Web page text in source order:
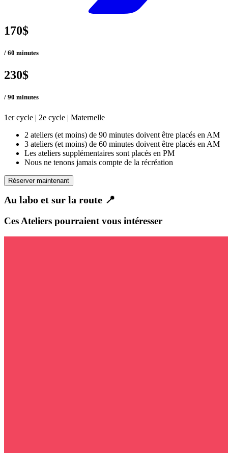
170$
/ 60 minutes
230$
/ 90 minutes
1er cycle | 2e cycle | Maternelle
2 ateliers (et moins) de 90 minutes doivent être placés en AM
3 ateliers (et moins) de 60 minutes doivent être placés en AM
Les ateliers supplémentaires sont placés en PM
Nous ne tenons jamais compte de la récréation
Réserver maintenant
Au labo et sur la route 📍
Ces Ateliers pourraient vous intéresser